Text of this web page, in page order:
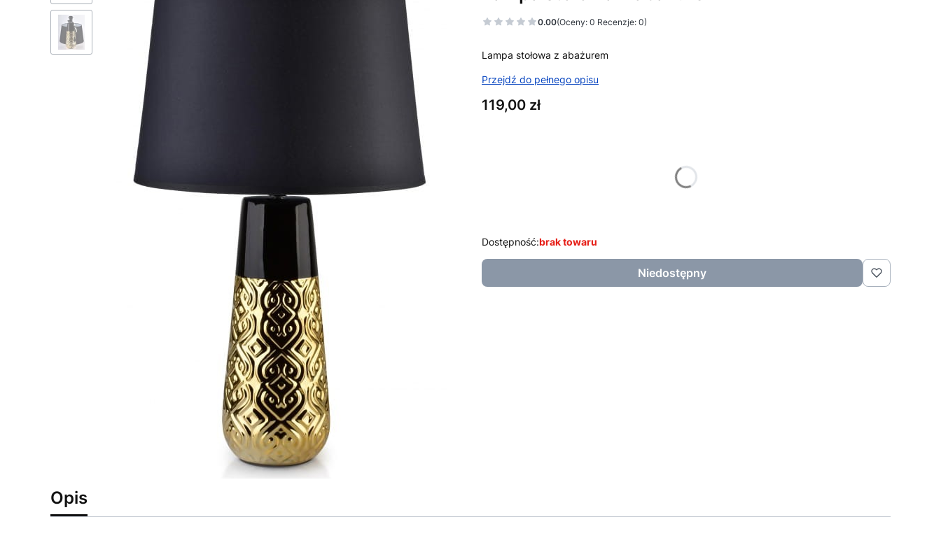
0.00(Oceny: 0 Recenzje: 0)
Lampa stołowa z abażurem
Przejdź do pełnego opisu
Cena
119,00 zł
Poszczególne warianty mogą różnić się ceną
Dostępność:brak towaru
Niedostępny
Opis